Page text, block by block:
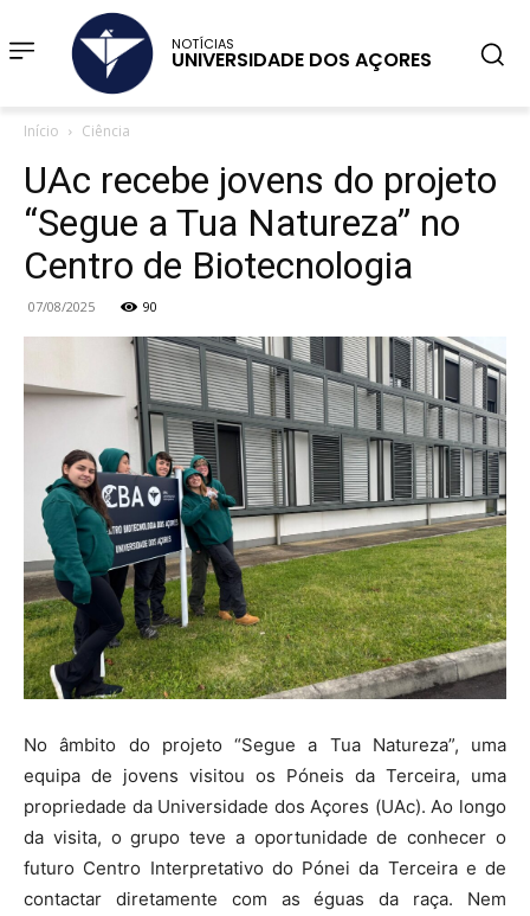
NOTÍCIAS
UNIVERSIDADE DOS AÇORES
Início Ciência
UAc recebe jovens do projeto
“Segue a Tua Natureza” no
Centro de Biotecnologia
07/08/2025 90
No âmbito do projeto “Segue a Tua Natureza”, uma
equipa de jovens visitou os Póneis da Terceira, uma
propriedade da Universidade dos Açores (UAc). Ao longo
da visita, o grupo teve a oportunidade de conhecer o
futuro Centro Interpretativo do Pónei da Terceira e de
contactar diretamente com as éguas da raça. Nem